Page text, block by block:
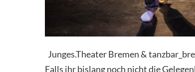
Junges.Theater Bremen &
Falls ihr bislang noch nicht die